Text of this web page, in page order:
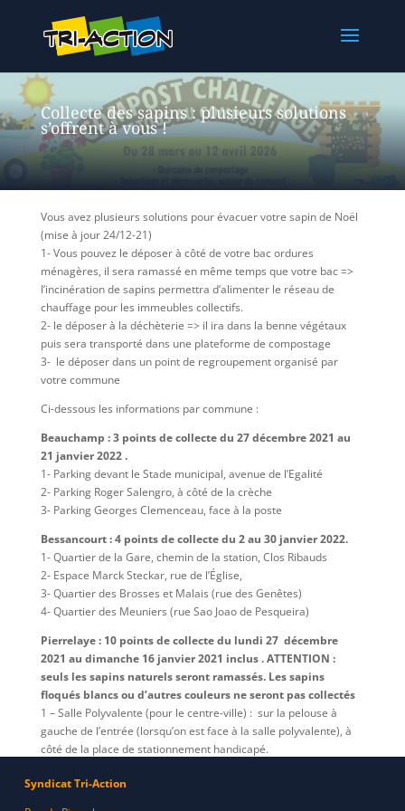
Collecte des sapins : plusieurs solutions
s’offrent à vous !
Vous avez plusieurs solutions pour évacuer votre sapin de Noël
(mise à jour 24/12-21)
1- Vous pouvez le déposer à côté de votre bac ordures
ménagères, il sera ramassé en même temps que votre bac =>
l’incinération de sapins permettra d’alimenter le réseau de
chauffage pour les immeubles collectifs.
2- le déposer à la déchèterie => il ira dans la benne végétaux
puis sera transporté dans une plateforme de compostage
3- le déposer dans un point de regroupement organisé par
votre commune
Ci-dessous les informations par commune :
Beauchamp : 3 points de collecte du 27 décembre 2021 au
21 janvier 2022 .
1- Parking devant le Stade municipal, avenue de l’Egalité
2- Parking Roger Salengro, à côté de la crèche
3- Parking Georges Clemenceau, face à la poste
Bessancourt : 4 points de collecte du 2 au 30 janvier 2022.
1- Quartier de la Gare, chemin de la station, Clos Ribauds
2- Espace Marck Steckar, rue de l’Église,
3- Quartier des Brosses et Malais (rue des Genêtes)
4- Quartier des Meuniers (rue Sao Joao de Pesqueira)
Pierrelaye : 10 points de collecte du lundi 27 décembre
2021 au dimanche 16 janvier 2021 inclus . ATTENTION :
seuls les sapins naturels seront ramassés. Les sapins
floqués blancs ou d’autres couleurs ne seront pas collectés
1 – Salle Polyvalente (pour le centre-ville) : sur la pelouse à
gauche de l’entrée (lorsqu’on est face à la salle polyvalente), à
côté de la place de stationnement handicapé.
Arpents, sur l’espace vert.
Syndicat Tri-Action